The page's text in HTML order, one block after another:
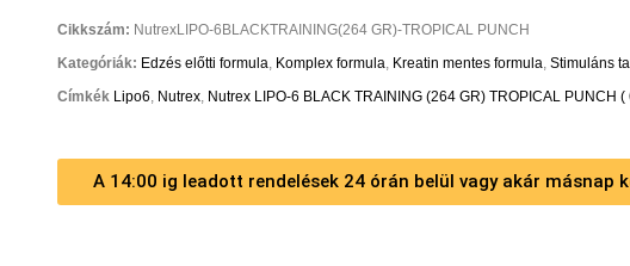
Cikkszám: NutrexLIPO-6BLACKTRAINING(264 GR)-TROPICAL PUNCH
Kategóriák: Edzés előtti formula, Komplex formula, Kreatin mentes formula, Stimuláns
Címkék Lipo6, Nutrex, Nutrex LIPO-6 BLACK TRAINING (264 GR) TROPICAL PUNCH (
A 14:00 ig leadott rendelések 24 órán belül vagy akár másnap